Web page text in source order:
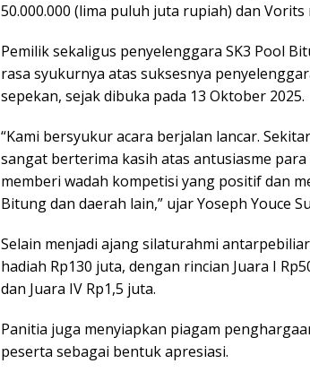
50.000.000 (lima puluh juta rupiah) dan
Pemilik sekaligus penyelenggara SK3 Pool
rasa syukurnya atas suksesnya
sepekan, sejak dibuka pada 13 Oktober 2025.
“Kami bersyukur acara berjalan lancar.
sangat berterima kasih atas antusiasme
memberi wadah kompetisi yang positif dan
Bitung dan daerah lain,” ujar Yoseph Youce
Selain menjadi ajang silaturahmi
hadiah Rp130 juta, dengan rincian Juara I
dan Juara IV Rp1,5 juta.
Panitia juga menyiapkan piagam
peserta sebagai bentuk apresiasi.